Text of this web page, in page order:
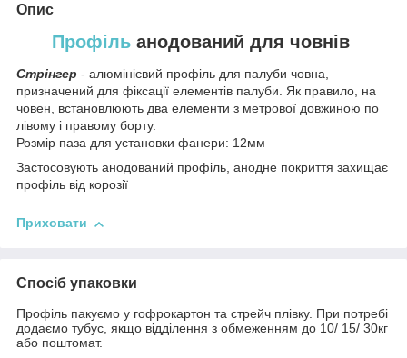
Опис
Профіль анодований для човнів
Стрінгер - алюмінієвий профіль для палуби човна,
призначений для фіксації елементів палуби. Як правило, на
човен, встановлюють два елементи з метрової довжиною по
лівому і правому борту.
Розмір паза для установки фанери: 12мм
Застосовують анодований профіль, анодне покриття захищає
профіль від корозії
Приховати
Спосіб упаковки
Профіль пакуємо у гофрокартон та стрейч плівку. При потребі
додаємо тубус, якщо відділення з обмеженням до 10/ 15/ 30кг
або поштомат.